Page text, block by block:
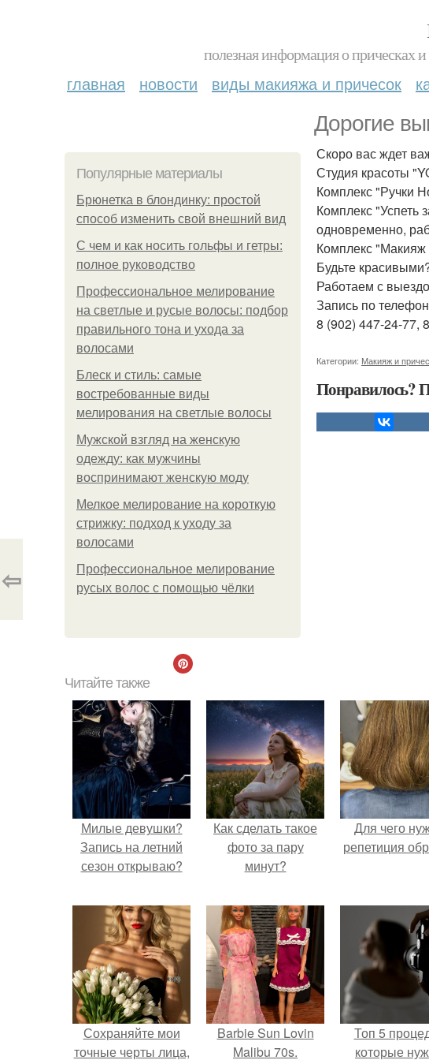
полезная информация о прическах
главная новости виды макияжа и причесок
Дорогие
Популярные материалы
Брюнетка в блондинку: простой
способ изменить свой внешний вид
С чем и как носить гольфы и гетры:
полное руководство
Профессиональное мелирование
на светлые и русые волосы: подбор
правильного тона и ухода за
волосами
Блеск и стиль: самые
востребованные виды
мелирования на светлые волосы
Мужской взгляд на женскую
одежду: как мужчины
воспринимают женскую моду
Мелкое мелирование на короткую
стрижку: подход к уходу за
волосами
Профессиональное мелирование
русых волос с помощью чёлки
Скоро вас ждет
Студия красоты
Комплекс "Ручки
Комплекс
одновременно,
Комплекс "Макияж
Будьте
Работаем с
Запись по
8 (902) 447-24-77,
Категории: Макияж и
Понравилось?
⇦
Читайте также
Милые девушки?
Запись на летний
сезон открываю?
Как сделать такое
фото за пару
минут?
Для чего
репетиция
Сохраняйте мои
точные черты лица,
Barbie Sun Lovin
Malibu 70s.
Топ 5
которые